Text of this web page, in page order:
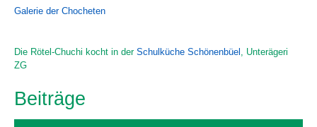
Galerie der Chocheten
Die Rötel-Chuchi kocht in der Schulküche Schönenbüel , Unterägeri
ZG
Beiträge